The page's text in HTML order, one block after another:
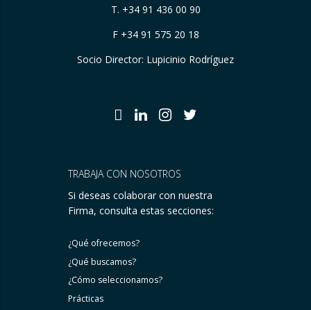
T. +34 91 436 00 90
F +34 91 575 20 18
Socio Director: Lupicinio Rodríguez
TRABAJA CON NOSOTROS
Si deseas colaborar con nuestra
Firma, consulta estas secciones:
¿Qué ofrecemos?
¿Qué buscamos?
¿Cómo seleccionamos?
Prácticas